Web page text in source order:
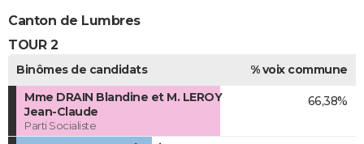
Canton de Lumbres
TOUR 2
Binômes de candidats
% voix commune
Mme DRAIN Blandine et M. LEROY
Jean-Claude
Parti Socialiste
66,38%